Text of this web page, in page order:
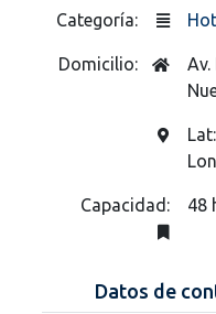
Categoría:
Domicilio:
Av.
Capacidad: 48
Datos de